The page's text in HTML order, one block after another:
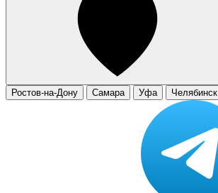
Ростов-на-Дону
Самара Уфа Челябинск